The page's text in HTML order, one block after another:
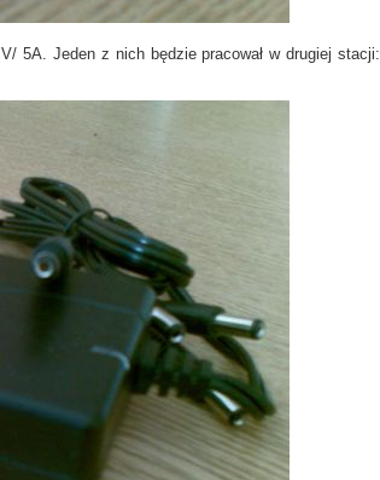
5A. Jeden z nich będzie pracował w drugiej stacji: